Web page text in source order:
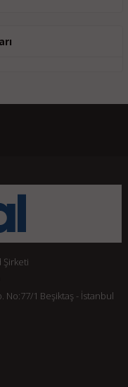
Şirketi
No:77/1 Beşiktaş - İstanbul